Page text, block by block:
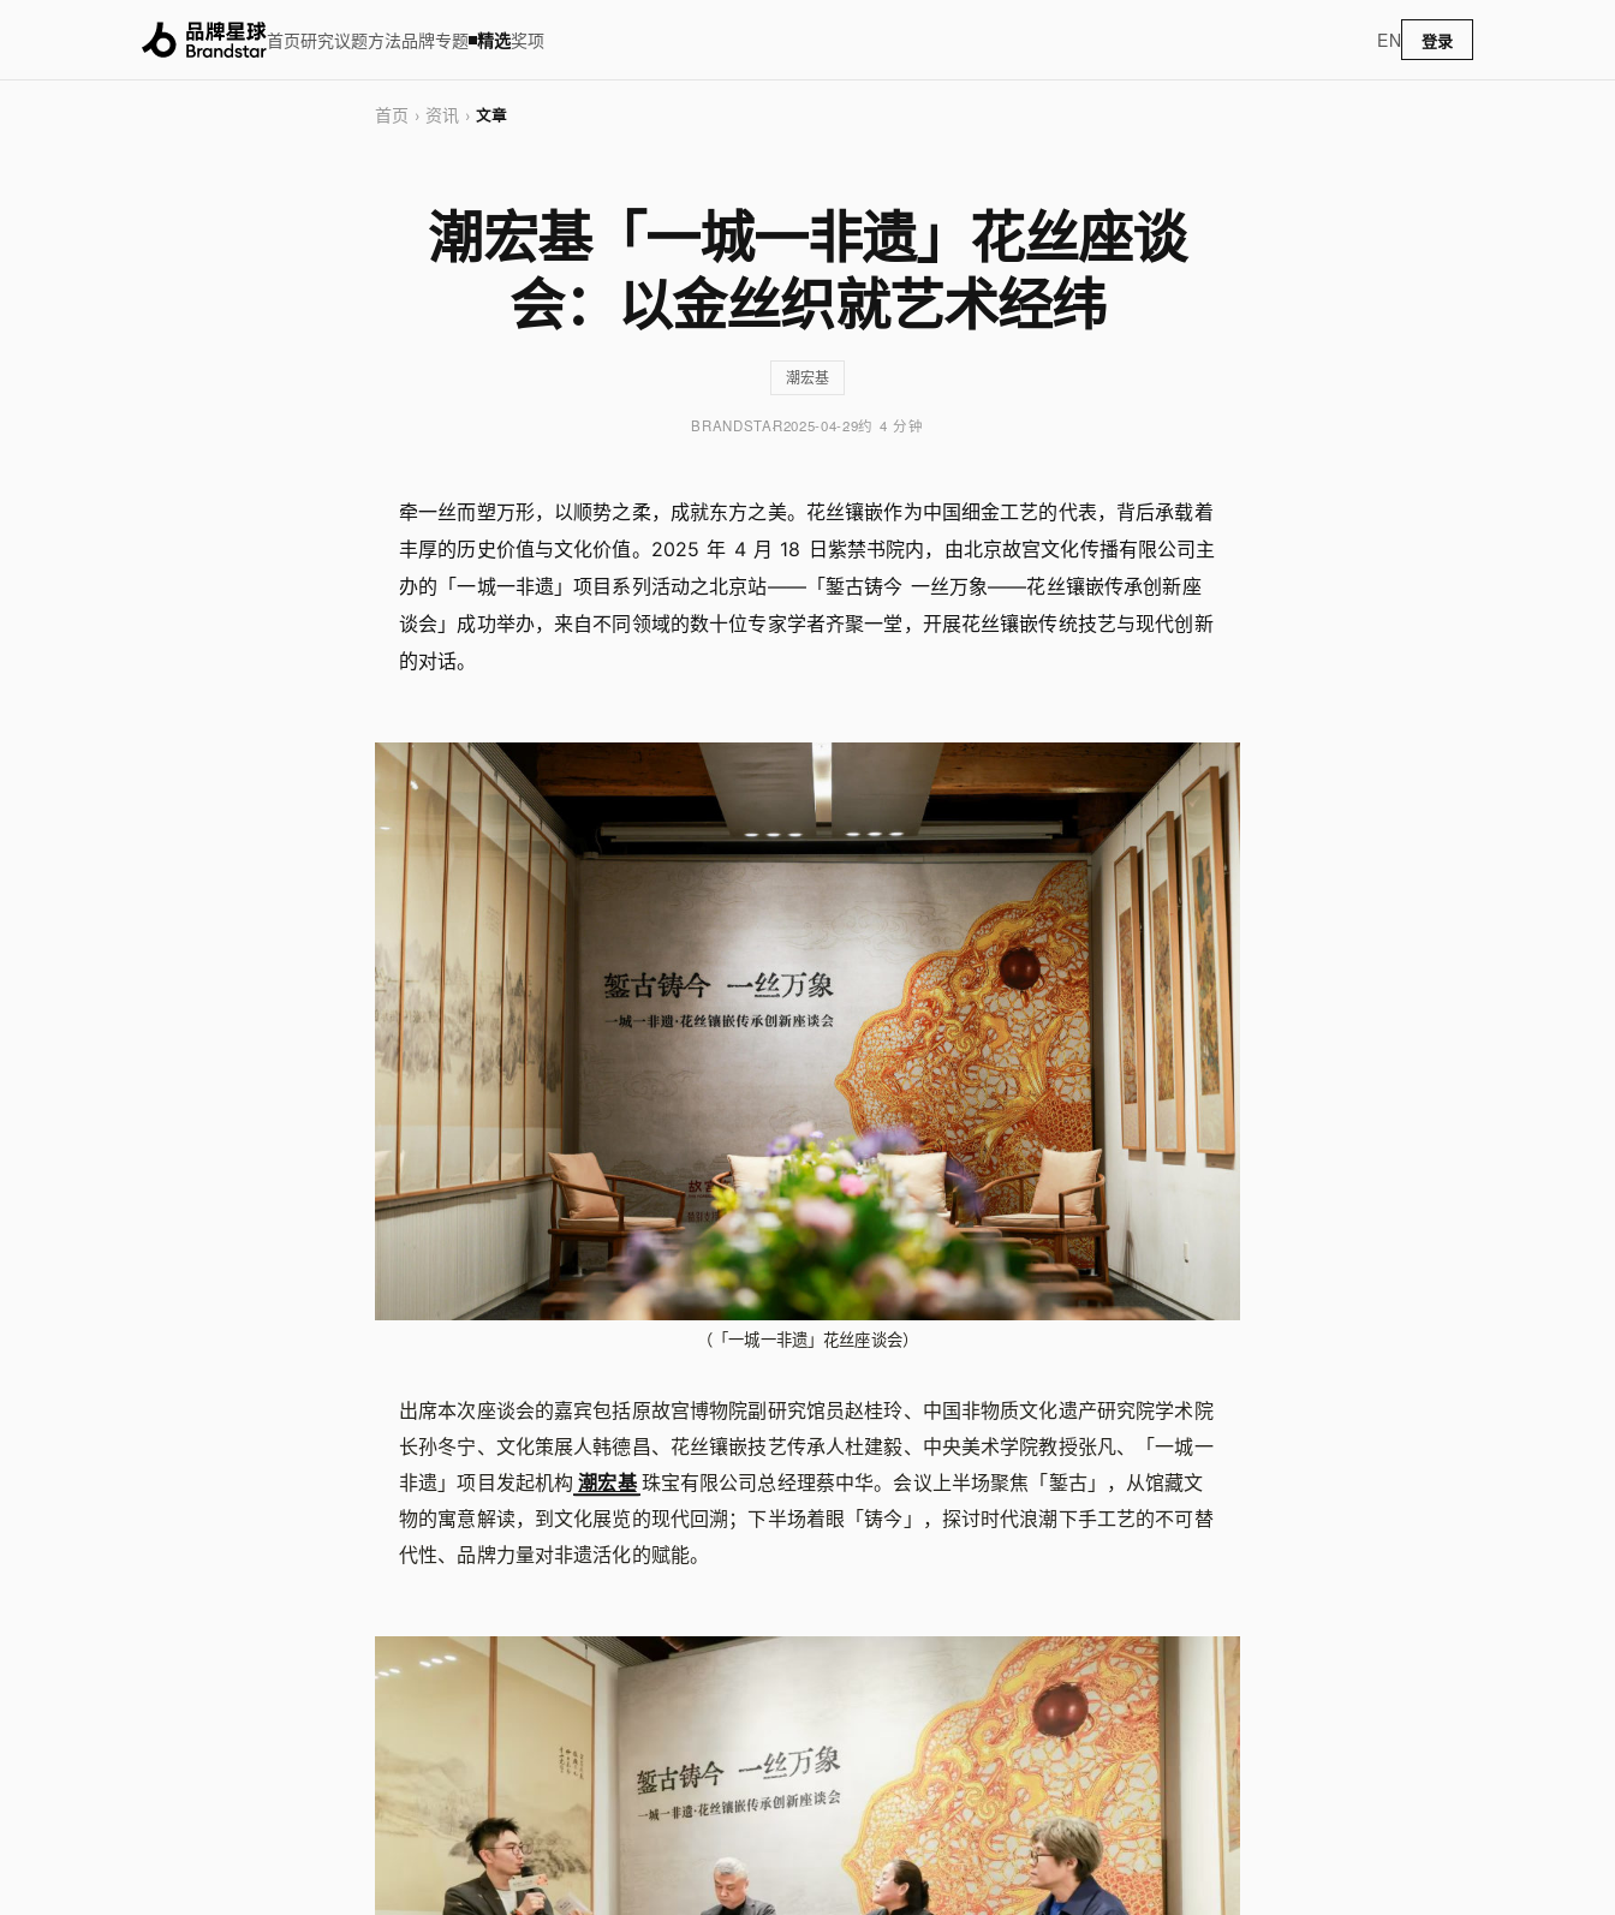
首页研究议题方法品牌专题 精选奖项 EN 登录
首页 › 资讯 › 文章
潮宏基「一城一非遗」花丝座谈
会：以金丝织就艺术经纬
潮宏基
BRANDSTAR2025-04-29约 4 分钟
牵一丝而塑万形，以顺势之柔，成就东方之美。花丝镶嵌作为中国细金工艺的代表，背后承载着
丰厚的历史价值与文化价值。2025 年 4 月 18 日紫禁书院内，由北京故宫文化传播有限公司主
办的「一城一非遗」项目系列活动之北京站——「錾古铸今 一丝万象——花丝镶嵌传承创新座
谈会」成功举办，来自不同领域的数十位专家学者齐聚一堂，开展花丝镶嵌传统技艺与现代创新
的对话。
（「一城一非遗」花丝座谈会）
出席本次座谈会的嘉宾包括原故宫博物院副研究馆员赵桂玲、中国非物质文化遗产研究院学术院
长孙冬宁、文化策展人韩德昌、花丝镶嵌技艺传承人杜建毅、中央美术学院教授张凡、「一城一
非遗」项目发起机构 潮宏基 珠宝有限公司总经理蔡中华。会议上半场聚焦「錾古」，从馆藏文
物的寓意解读，到文化展览的现代回溯；下半场着眼「铸今」，探讨时代浪潮下手工艺的不可替
代性、品牌力量对非遗活化的赋能。